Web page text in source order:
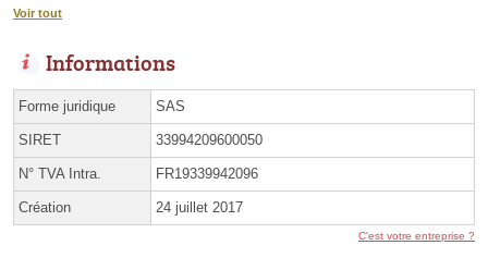
Voir tout
Informations
Forme juridique SAS
SIRET 33994209600050
N° TVA Intra. FR19339942096
Création 24 juillet 2017
C'est votre entreprise ?